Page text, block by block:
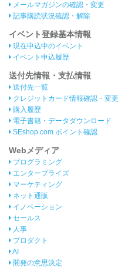
メールマガジンの確認・変更
記事購読状況確認・解除
イベント登録基本情報
現在申込中のイベント
イベント申込履歴
送付先情報・支払情報
送付先一覧
クレジットカード情報確認・変更
購入履歴
電子書籍・データダウンロード
SEshop.com ポイント確認
Webメディア
プログラミング
エンタープライズ
マーケティング
ネット通販
イノベーション
セールス
人事
プロダクト
AI
開発の意思決定